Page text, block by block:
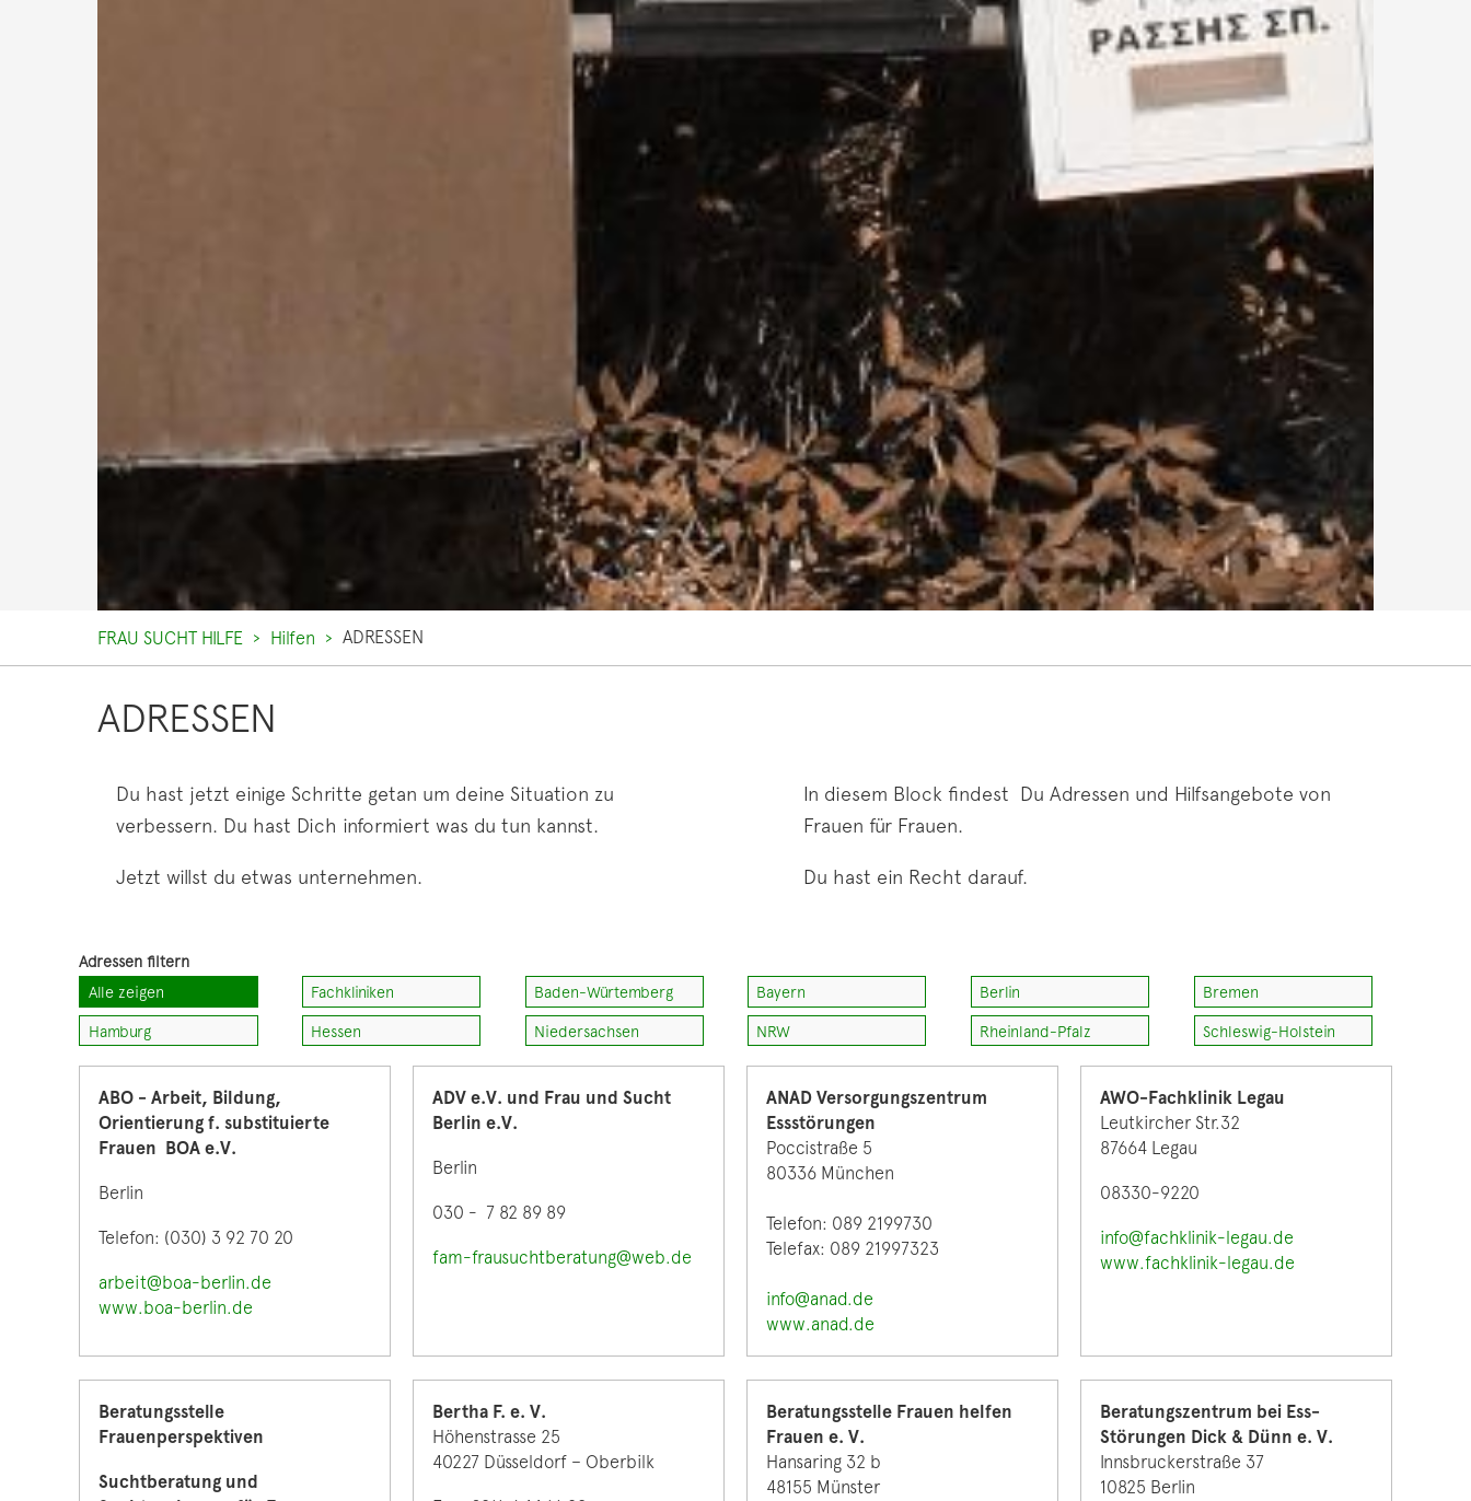
FRAU SUCHT HILFE Hilfen ADRESSEN
ADRESSEN
Du hast jetzt einige Schritte getan um deine Situation zu
verbessern. Du hast Dich informiert was du tun kannst.
Jetzt willst du etwas unternehmen.
In diesem Block findest Du Adressen und Hilfsangebote von
Frauen für Frauen.
Du hast ein Recht darauf.
Alle zeigen Fachkliniken Baden-Würtemberg Bayern Berlin Bremen
Hamburg Hessen Niedersachsen NRW Rheinland-Pfalz Schleswig-Holstein
ABO - Arbeit, Bildung,
Orientierung f. substituierte
Frauen BOA e.V.
Berlin
Telefon: (030) 3 92 70 20
arbeit@boa-berlin.de
www.boa-berlin.de
ADV e.V. und Frau und Sucht
Berlin e.V.
Berlin
030 - 7 82 89 89
fam-frausuchtberatung@web.de
ANAD Versorgungszentrum
Essstörungen
Poccistraße 5
80336 München
Telefon: 089 2199730
Telefax: 089 21997323
info@anad.de
www.anad.de
AWO-Fachklinik Legau
Leutkircher Str.32
87664 Legau
08330-9220
info@fachklinik-legau.de
www.fachklinik-legau.de
Beratungsstelle
Frauenperspektiven
Suchtberatung und
Bertha F. e. V.
Höhenstrasse 25
40227 Düsseldorf – Oberbilk
Beratungsstelle Frauen helfen
Frauen e. V.
Hansaring 32 b
48155 Münster
Beratungszentrum bei Ess-
Störungen Dick & Dünn e. V.
Innsbruckerstraße 37
10825 Berlin